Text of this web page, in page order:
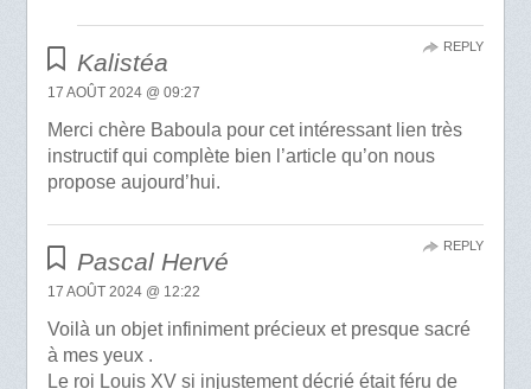
Kalistéa
17 AOÛT 2024 @ 09:27
Merci chère Baboula pour cet intéressant lien très
instructif qui complète bien l’article qu’on nous
propose aujourd’hui.
REPLY
Pascal Hervé
17 AOÛT 2024 @ 12:22
Voilà un objet infiniment précieux et presque sacré
à mes yeux .
Le roi Louis XV si injustement décrié était féru de
REPLY